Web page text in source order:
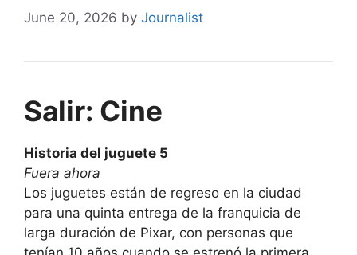
June 20, 2026 by Journalist
Salir: Cine
Historia del juguete 5
Fuera ahora
Los juguetes están de regreso en la ciudad
para una quinta entrega de la franquicia de
larga duración de Pixar, con personas que